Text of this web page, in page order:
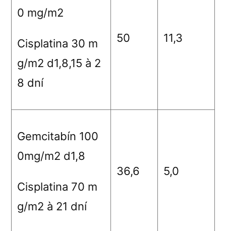
0 mg/m2
Cisplatina 30 m
g/m2 d1,8,15 à 2
8 dní
50 11,3
Gemcitabín 100
0mg/m2 d1,8
Cisplatina 70 m
g/m2 à 21 dní
36,6 5,0